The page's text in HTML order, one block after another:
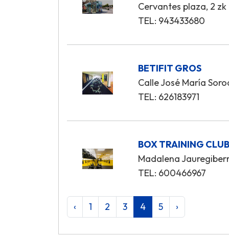
Cervantes plaza, 2 zk
TEL: 943433680
BETIFIT GROS
Calle José María
TEL: 626183971
BOX TRAINING CLUB
Madalena
TEL: 600466967
‹ 1 2 3 4 5 ›